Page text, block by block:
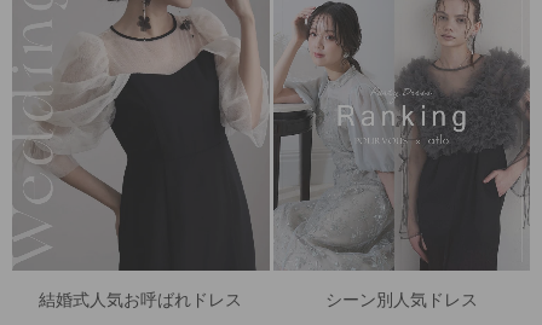
結婚式人気お呼ばれドレス シーン別人気ドレス